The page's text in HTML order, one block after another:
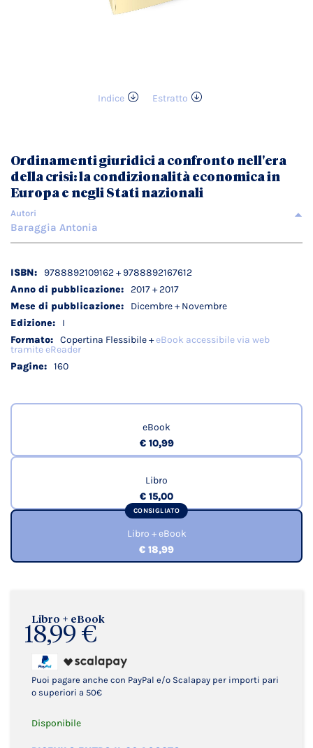
Indice
Estratto
galleria
di
immagini
Libro + eBook
18,99 €
Puoi pagare anche con PayPal e/o Scalapay per importi pari
o superiori a 50€
Disponibile
Ordinamenti giuridici a confronto nell'era
della crisi: la condizionalità economica in
Europa e negli Stati nazionali
Autori
Baraggia Antonia
Dettagli
tecnici
9788892109162 + 9788892167612
2017 + 2017
Dicembre + Novembre
I
Copertina Flessibile +eBook accessibile via web
tramite eReader
160
eBook
€ 10,99
Libro
€ 15,00
CONSIGLIATO
Libro + eBook
€ 18,99